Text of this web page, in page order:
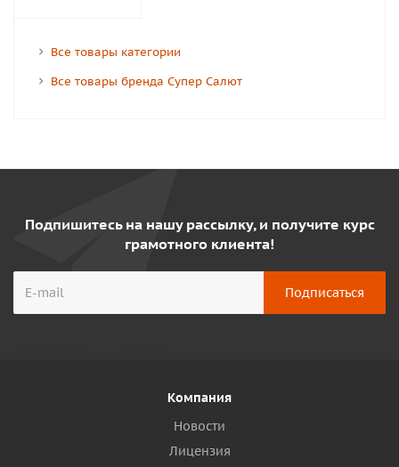
Все товары категории
Все товары бренда Супер Салют
Подпишитесь на нашу рассылку, и получите курс
грамотного клиента!
Компания
Новости
Лицензия